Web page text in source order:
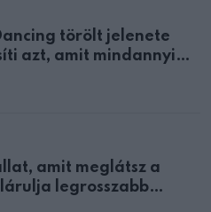
törölt jelenete
azt, amit mindannyian
amit meglátsz a
legrosszabb